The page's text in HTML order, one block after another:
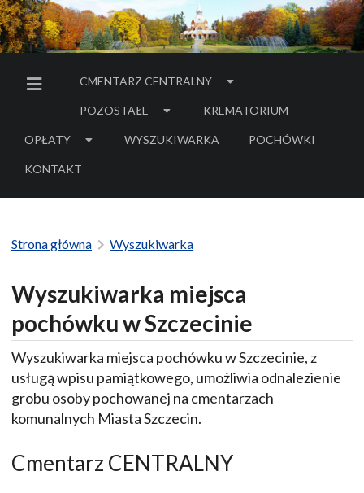
MENU BOCZNE
CMENTARZ CENTRALNY
POZOSTAŁE KREMATORIUM
OPŁATY WYSZUKIWARKA POCHÓWKI
- LINK DO SERWISU
KONTAKT
Strona główna Wyszukiwarka
Wyszukiwarka miejsca
pochówku w Szczecinie
Wyszukiwarka miejsca pochówku w Szczecinie, z
usługą wpisu pamiątkowego, umożliwia odnalezienie
grobu osoby pochowanej na cmentarzach
komunalnych Miasta Szczecin.
Cmentarz CENTRALNY